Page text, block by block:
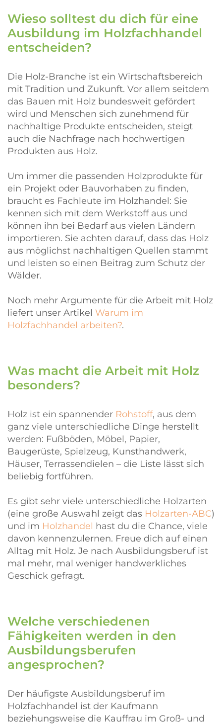
Wieso solltest du dich für eine
Ausbildung im Holzfachhandel
entscheiden?
Die Holz-Branche ist ein Wirtschaftsbereich
mit Tradition und Zukunft. Vor allem seitdem
das Bauen mit Holz bundesweit gefördert
wird und Menschen sich zunehmend für
nachhaltige Produkte entscheiden, steigt
auch die Nachfrage nach hochwertigen
Produkten aus Holz.
Um immer die passenden Holzprodukte für
ein Projekt oder Bauvorhaben zu finden,
braucht es Fachleute im Holzhandel: Sie
kennen sich mit dem Werkstoff aus und
können ihn bei Bedarf aus vielen Ländern
importieren. Sie achten darauf, dass das Holz
aus möglichst nachhaltigen Quellen stammt
und leisten so einen Beitrag zum Schutz der
Wälder.
Noch mehr Argumente für die Arbeit mit Holz
liefert unser Artikel Warum im
Holzfachhandel arbeiten?.
Was macht die Arbeit mit Holz
besonders?
Holz ist ein spannender Rohstoff, aus dem
ganz viele unterschiedliche Dinge herstellt
werden: Fußböden, Möbel, Papier,
Baugerüste, Spielzeug, Kunsthandwerk,
Häuser, Terrassendielen – die Liste lässt sich
beliebig fortführen.
Es gibt sehr viele unterschiedliche Holzarten
(eine große Auswahl zeigt das Holzarten-ABC)
und im Holzhandel hast du die Chance, viele
davon kennenzulernen. Freue dich auf einen
Alltag mit Holz. Je nach Ausbildungsberuf ist
mal mehr, mal weniger handwerkliches
Geschick gefragt.
Welche verschiedenen
Fähigkeiten werden in den
Ausbildungsberufen
angesprochen?
Der häufigste Ausbildungsberuf im
Holzfachhandel ist der Kaufmann
beziehungsweise die Kauffrau im Groß- und